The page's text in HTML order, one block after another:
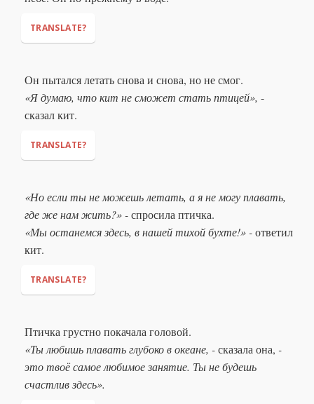
TRANSLATE?
Он пытался летать снова и снова, но не смог.
«Я думаю, что кит не сможет стать птицей», -
сказал кит.
TRANSLATE?
"I think a whale can not become a bird,"
«Но если ты не можешь летать, а я не могу плавать,
где же нам жить?» -спросила птичка.
«Мы останемся здесь, в нашей тихой бухте!» -ответил
кит.
TRANSLATE?
"We will stay here — in our quiet bay!"
Птичка грустно покачала головой.
«Ты любишь плавать глубоко в океане, -сказала она, -
это твоё самое любимое занятие. Ты не будешь
счастлив здесь».